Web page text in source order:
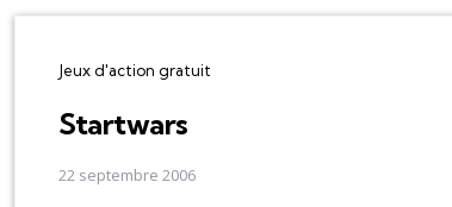
Jeux d'action gratuit
Startwars
22 septembre 2006